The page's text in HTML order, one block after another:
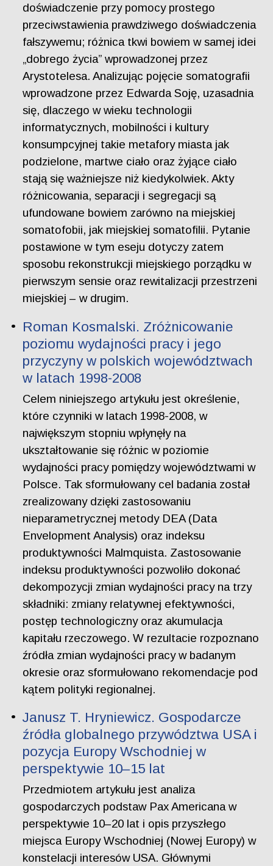
doświadczenie przy pomocy prostego
przeciwstawienia prawdziwego doświadczenia
fałszywemu; różnica tkwi bowiem w samej idei
„dobrego życia” wprowadzonej przez
Arystotelesa. Analizując pojęcie somatografii
wprowadzone przez Edwarda Soję, uzasadnia
się, dlaczego w wieku technologii
informatycznych, mobilności i kultury
konsumpcyjnej takie metafory miasta jak
podzielone, martwe ciało oraz żyjące ciało
stają się ważniejsze niż kiedykolwiek. Akty
różnicowania, separacji i segregacji są
ufundowane bowiem zarówno na miejskiej
somatofobii, jak miejskiej somatofilii. Pytanie
postawione w tym eseju dotyczy zatem
sposobu rekonstrukcji miejskiego porządku w
pierwszym sensie oraz rewitalizacji przestrzeni
miejskiej – w drugim.
Roman Kosmalski. Zróżnicowanie
poziomu wydajności pracy i jego
przyczyny w polskich województwach
w latach 1998-2008
Celem niniejszego artykułu jest określenie,
które czynniki w latach 1998-2008, w
największym stopniu wpłynęły na
ukształtowanie się różnic w poziomie
wydajności pracy pomiędzy województwami w
Polsce. Tak sformułowany cel badania został
zrealizowany dzięki zastosowaniu
nieparametrycznej metody DEA (Data
Envelopment Analysis) oraz indeksu
produktywności Malmquista. Zastosowanie
indeksu produktywności pozwoliło dokonać
dekompozycji zmian wydajności pracy na trzy
składniki: zmiany relatywnej efektywności,
postęp technologiczny oraz akumulacja
kapitału rzeczowego. W rezultacie rozpoznano
źródła zmian wydajności pracy w badanym
okresie oraz sformułowano rekomendacje pod
kątem polityki regionalnej.
Janusz T. Hryniewicz. Gospodarcze
źródła globalnego przywództwa USA i
pozycja Europy Wschodniej w
perspektywie 10–15 lat
Przedmiotem artykułu jest analiza
gospodarczych podstaw Pax Americana w
perspektywie 10–20 lat i opis przyszłego
miejsca Europy Wschodniej (Nowej Europy) w
konstelacji interesów USA. Głównymi